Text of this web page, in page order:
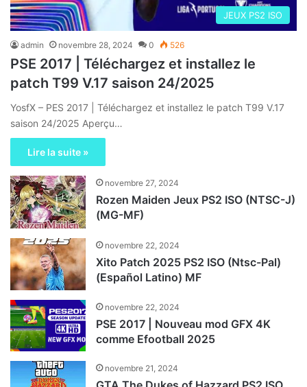
JEUX PS2 ISO
admin novembre 28, 2024 0 526
PSE 2017 | Téléchargez et installez le
patch T99 V.17 saison 24/2025
YosfX – PES 2017 | Téléchargez et installez le patch T99 V.17
saison 24/2025 Aperçu…
Lire la suite »
novembre 27, 2024
Rozen Maiden Jeux PS2 ISO (NTSC-J)
(MG-MF)
novembre 22, 2024
Xito Patch 2025 PS2 ISO (Ntsc-Pal)
(Español Latino) MF
novembre 22, 2024
PSE 2017 | Nouveau mod GFX 4K
comme Efootball 2025
novembre 21, 2024